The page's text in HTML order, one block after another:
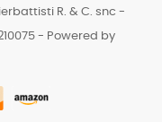
R. & C. snc -
- Powered by